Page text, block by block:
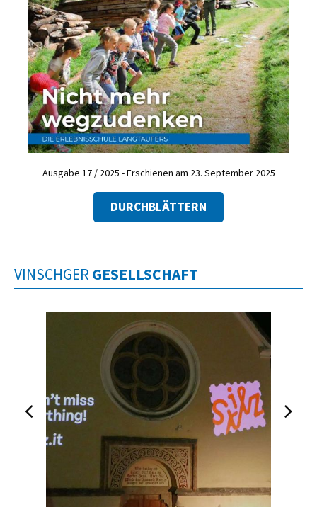
Ausgabe 17 / 2025 - Erschienen am 23. September 2025
DURCHBLÄTTERN
VINSCHGER GESELLSCHAFT